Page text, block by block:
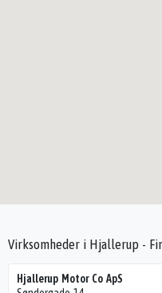
Hjallerup Motor Co ApS